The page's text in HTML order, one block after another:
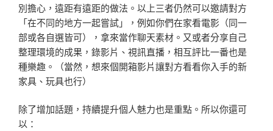
別擔心，遠距有遠距的做法。以上三者仍然可以邀請對方
「在不同的地方一起嘗試」，例如你們在家看電影（同一
部或各自選皆可），拿來當作聊天素材。又或者分享自己
整理環境的成果，錄影片、視訊直播，相互評比一番也是
種樂趣。（當然，想來個開箱影片讓對方看看你入手的新
家具、玩具也行）
除了增加話題，持續提升個人魅力也是重點。所以你還可
以：